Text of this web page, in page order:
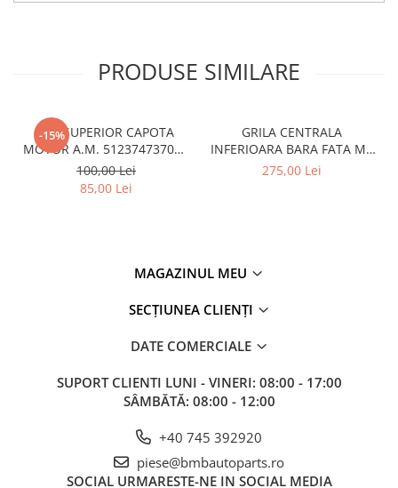
PRODUSE SIMILARE
-15%
CUI SUPERIOR CAPOTA
MOTOR A.M. 51237473707 -
BMW SERIES 3 (G20/G21)
100,00 Lei
85,00 Lei
GRILA CENTRALA
INFERIOARA BARA FATA M -
MODEL CU ACC - O.E.
275,00 Lei
MAGAZINUL MEU
SECȚIUNEA CLIENȚI
DATE COMERCIALE
SUPORT CLIENTI LUNI - VINERI: 08:00 - 17:00
SÂMBĂTĂ: 08:00 - 12:00
+40 745 392920
piese@bmbautoparts.ro
SOCIAL URMARESTE-NE IN SOCIAL MEDIA